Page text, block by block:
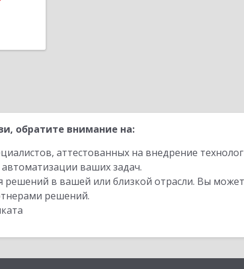
обратите внимание на:
аттестованных на внедрение
автоматизации ваших задач.
решений в вашей или близкой отрасли. Вы
решений.